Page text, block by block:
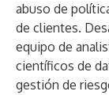
abuso de
de clientes.
equipo de
científicos de
gestión de